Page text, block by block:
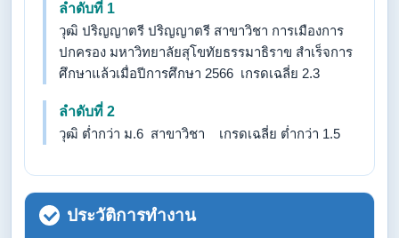
ลำดับที่ 1
วุฒิ ปริญญาตรี ปริญญาตรี สาขาวิชา การเมืองการ
ปกครอง มหาวิทยาลัยสุโขทัยธรรมาธิราข สำเร็จการ
ศึกษาแล้วเมื่อปีการศึกษา 2566 เกรดเฉลี่ย 2.3
ลำดับที่ 2
วุฒิ ต่ำกว่า ม.6 สาขาวิชา เกรดเฉลี่ย ต่ำกว่า 1.5
ประวัติการทำงาน